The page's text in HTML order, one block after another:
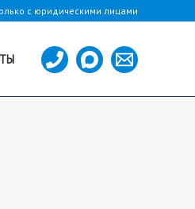
с юридическими лицами